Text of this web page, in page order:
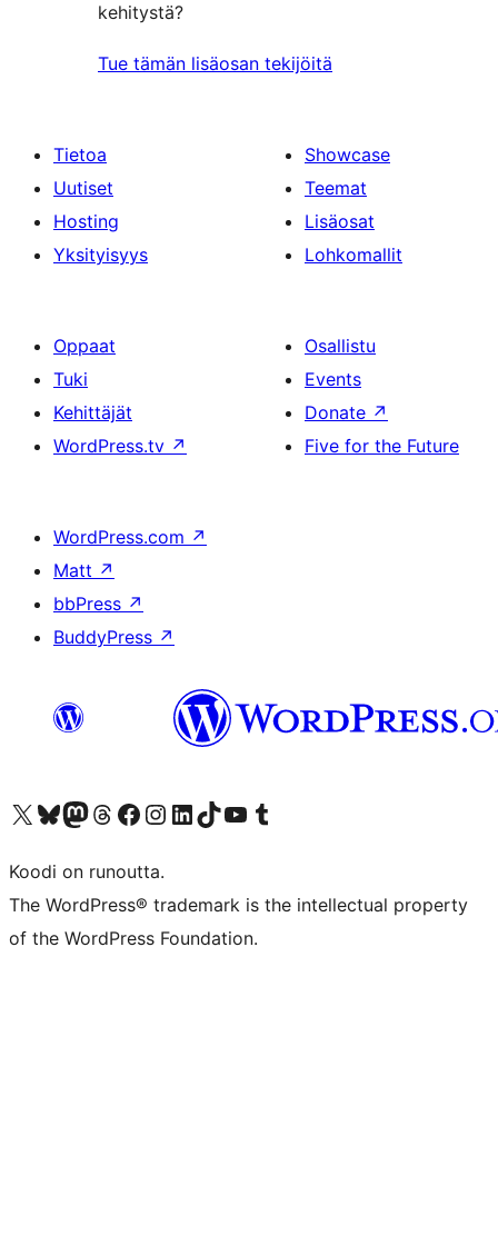
kehitystä?
Tue tämän lisäosan tekijöitä
Tietoa
Uutiset
Hosting
Yksityisyys
Showcase
Teemat
Lisäosat
Lohkomallit
Oppaat
Tuki
Kehittäjät
WordPress.tv ↗
Osallistu
Events
Donate ↗
Five for the Future
WordPress.com ↗
Matt ↗
bbPress ↗
BuddyPress ↗
Visit our X (formerly Twitter) account
Visit our Bluesky account
Visit our Mastodon account
Visit our Threads account
Visit our Facebook page
Visit our Instagram account
Visit our LinkedIn account
Visit our TikTok account
Näytä YouTube-kanava
Visit our Tumblr account
Koodi on runoutta.
The WordPress® trademark is the intellectual property
of the WordPress Foundation.